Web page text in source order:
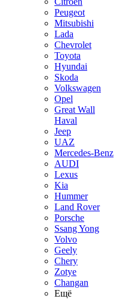
Peugeot
Mitsubishi
Lada
Chevrolet
Toyota
Hyundai
Skoda
Volkswagen
Opel
Great Wall
Haval
Jeep
UAZ
Mercedes-Benz
AUDI
Lexus
Kia
Hummer
Land Rover
Porsche
Ssang Yong
Volvo
Geely
Chery
Zotye
Changan
Ещё